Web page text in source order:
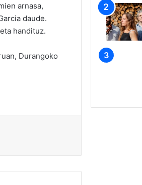
arnasa,
daude.
handituz.
Durangoko